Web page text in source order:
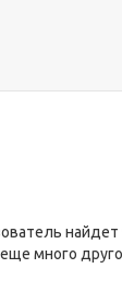
найдет
много